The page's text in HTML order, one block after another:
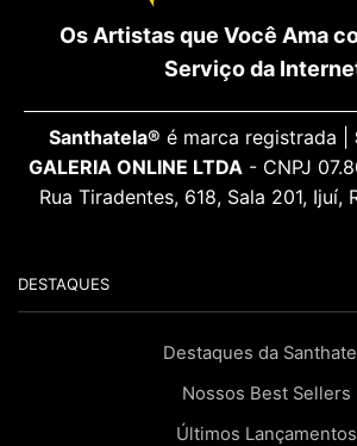
Os Artistas que Você Ama
Serviço da
Santhatela® é marca registrada |
GALERIA ONLINE LTDA - CNPJ
Rua Tiradentes, 618, Sala 201, Ijuí,
DESTAQUES
Destaques da
Nossos Best Sellers
Últimos Lançamentos